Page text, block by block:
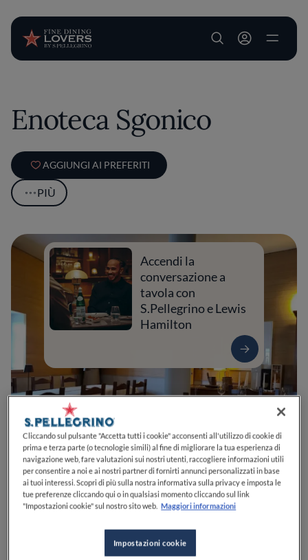
User account
Enoteca Sgonico
AGGIUNGI AI PREFERITI
PIÙ
0 0 0 0 0
Accendi la
conversazione a
tavola con
S.Pellegrino e Lewis
Hamilton
34010SgonicoTSItalia
Cliccando sul pulsante "Accetta tutti i cookie" acconsenti all'utilizzo di cookie di
prima e terza parte (o tecnologie simili) al fine di migliorare la tua esperienza di
navigazione web, fare valutazioni sui nostri utenti, raccogliere informazioni utili
per consentire a noi e ai nostri partner di fornirti annunci personalizzati in base
ai tuoi interessi. Scopri di più sulla nostra informativa sulla privacy e imposta le
tue preferenze cliccando qui o in qualsiasi momento cliccando sul link
"Impostazioni cookie" sul nostro sito web. Maggiori informazioni
Impostazioni cookie